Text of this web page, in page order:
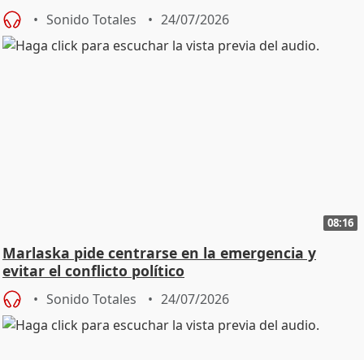
Sonido Totales 24/07/2026
08:16
Marlaska pide centrarse en la emergencia y
evitar el conflicto político
Sonido Totales 24/07/2026